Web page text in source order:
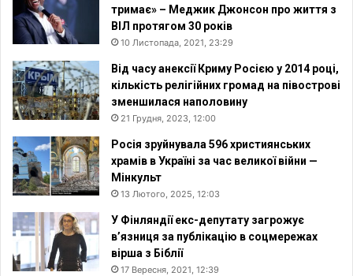
тримає» – Меджик Джонсон про життя з
ВІЛ протягом 30 років
10 Листопада, 2021, 23:29
Від часу анексії Криму Росією у 2014 році,
кількість релігійних громад на півострові
зменшилася наполовину
21 Грудня, 2023, 12:00
Росія зруйнувала 596 християнських
храмів в Україні за час великої війни —
Мінкульт
13 Лютого, 2025, 12:03
У Фінляндії екс-депутату загрожує
в’язниця за публікацію в соцмережах
вірша з Біблії
17 Вересня, 2021, 12:39